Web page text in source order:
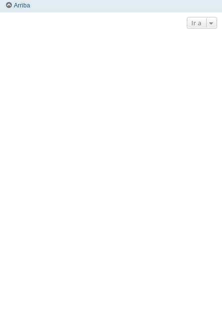
Arriba
Ir a